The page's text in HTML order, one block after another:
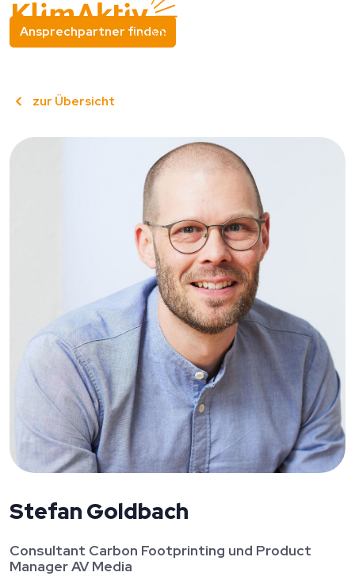
Ansprechpartner finden
zur Übersicht
Stefan Goldbach
Consultant Carbon Footprinting und Product
Manager AV Media